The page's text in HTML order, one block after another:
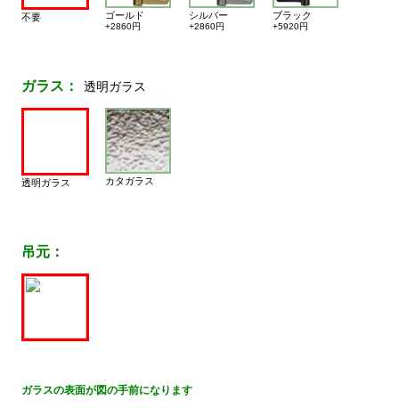
不要 ゴールド
+2860円
シルバー
+2860円
ブラック
+5920円
ガラス： 透明ガラス
透明ガラス カタガラス
吊元：
ガラスの表面が図の手前になります